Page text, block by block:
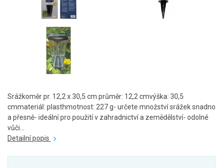
Srážkoměr pr. 12,2 x 30,5 cm.průměr: 12,2 cmvýška: 30,5
cmmateriál: plasthmotnost: 227 g- určete množství srážek snadno
a přesně- ideální pro použití v zahradnictví a zemědělství- odolné
vůči...
Detailní popis